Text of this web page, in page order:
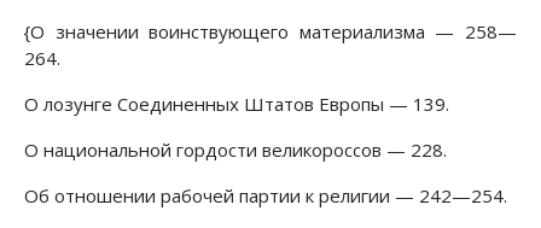
{О значении воинствующего материализма — 258—
264.
О лозунге Соединенных Штатов Европы — 139.
О национальной гордости великороссов — 228.
Об отношении рабочей партии к религии — 242—254.